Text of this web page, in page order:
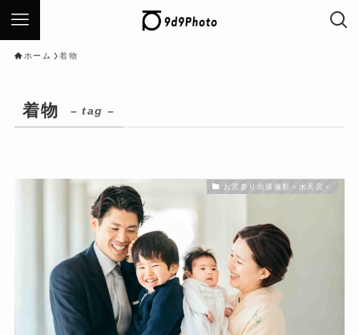
ホーム 着物
着物 – tag –
お宮参り出張撮影＜水天宮＞